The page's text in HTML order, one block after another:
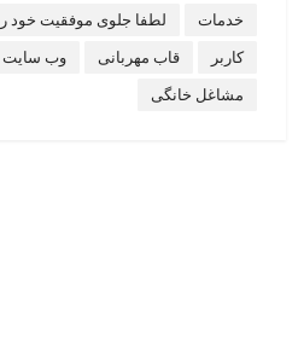
خدمات
لطفا جلوی موفقیت خود را
کاربر
قاب مهربانی وب سایت
مشاغل خانگی